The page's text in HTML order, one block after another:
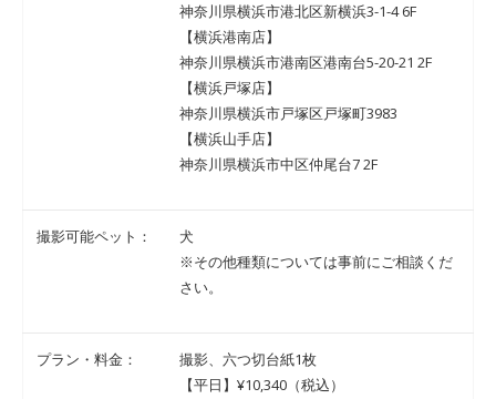
神奈川県横浜市港北区新横浜3-1-4 6F
【横浜港南店】
神奈川県横浜市港南区港南台5-20-21 2F
【横浜戸塚店】
神奈川県横浜市戸塚区戸塚町3983
【横浜山手店】
神奈川県横浜市中区仲尾台7 2F
撮影可能ペット：
犬
※その他種類については事前にご相談くだ
さい。
プラン・料金：
撮影、六つ切台紙1枚
【平日】¥10,340（税込）